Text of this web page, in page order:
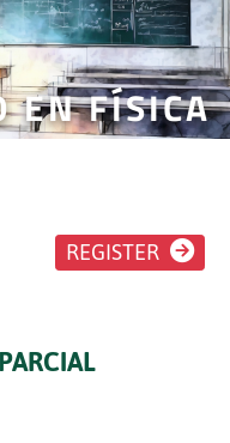
EN FÍSICA
REGISTER